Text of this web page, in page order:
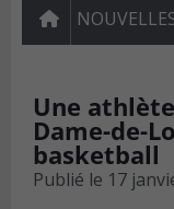
Une
Dame-de-
basketball
Publié le 17